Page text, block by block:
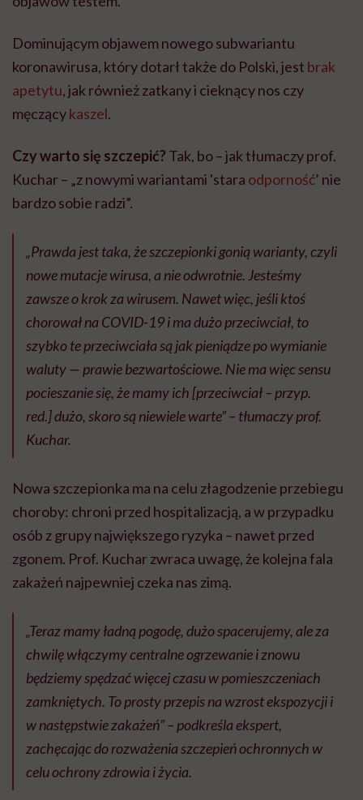
Dominującym objawem nowego subwariantu
koronawirusa, który dotarł także do Polski, jest brak
apetytu, jak również zatkany i cieknący nos czy
męczącykaszel.
Czy warto się szczepić? Tak, bo – jak tłumaczy prof.
Kuchar – „z nowymi wariantami 'stara odporność’ nie
bardzo sobie radzi”.
„Prawda jest taka, że szczepionki gonią warianty, czyli
nowe mutacje wirusa, a nie odwrotnie. Jesteśmy
zawsze o krok za wirusem. Nawet więc, jeśli ktoś
chorował na COVID-19 i ma dużo przeciwciał, to
szybko te przeciwciała są jak pieniądze po wymianie
waluty — prawie bezwartościowe. Nie ma więc sensu
pocieszanie się, że mamy ich [przeciwciał – przyp.
red.] dużo, skoro są niewiele warte” – tłumaczy prof.
Kuchar.
Nowa szczepionka ma na celu złagodzenie przebiegu
choroby: chroni przed hospitalizacją, a w przypadku
osób z grupy największego ryzyka – nawet przed
zgonem. Prof. Kuchar zwraca uwagę, że kolejna fala
zakażeń najpewniej czeka nas zimą.
„Teraz mamy ładną pogodę, dużo spacerujemy, ale za
chwilę włączymy centralne ogrzewanie i znowu
będziemy spędzać więcej czasu w pomieszczeniach
zamkniętych. To prosty przepis na wzrost ekspozycji i
w następstwie zakażeń” – podkreśla ekspert,
zachęcając do rozważenia szczepień ochronnych w
celu ochrony zdrowia i życia.